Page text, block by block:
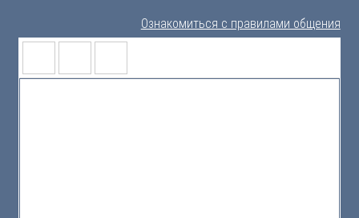
Ознакомиться с правилами общения